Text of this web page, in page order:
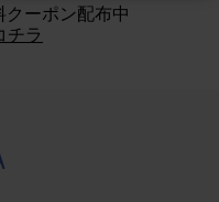
クーポン配布中
チラ